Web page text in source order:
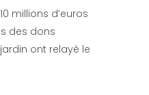
millions d’euros
des dons
ont relayé le